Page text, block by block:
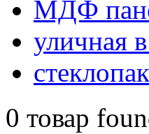
МДФ
уличная
0 товар